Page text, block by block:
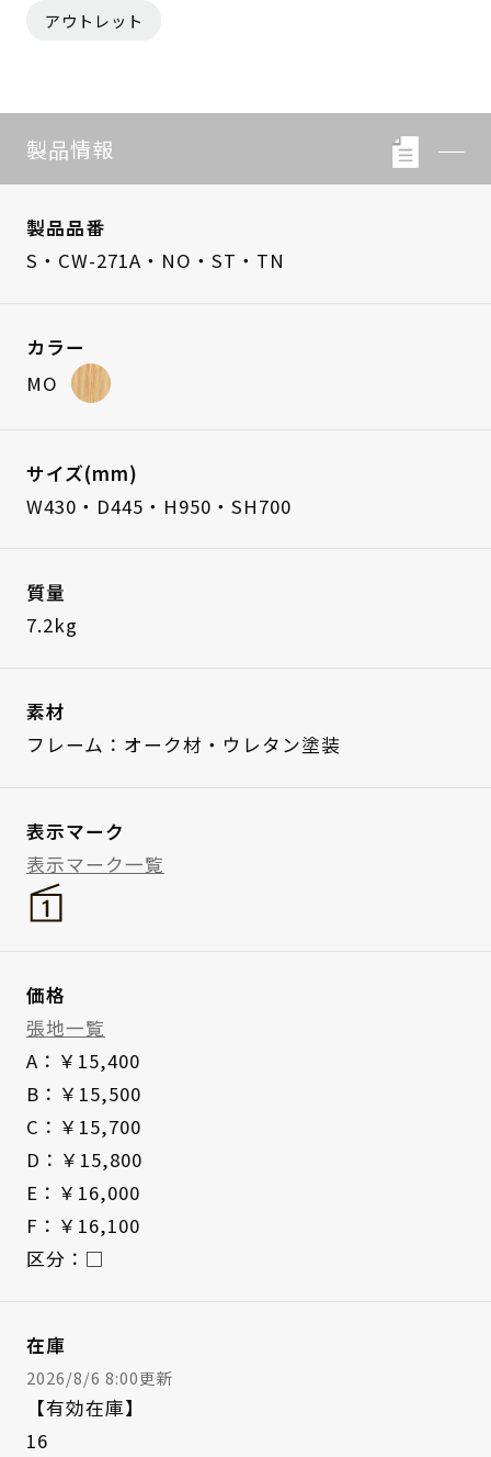
アウトレット
製品情報
製品品番
S・CW-271A・NO・ST・TN
カラー
MO
サイズ(mm)
W430・D445・H950・SH700
質量
7.2kg
素材
フレーム：オーク材・ウレタン塗装
表示マーク
表示マーク一覧
価格
張地一覧
A：￥15,400
B：￥15,500
C：￥15,700
D：￥15,800
E：￥16,000
F：￥16,100
区分：□
在庫
2026/8/6 8:00更新
【有効在庫】
16